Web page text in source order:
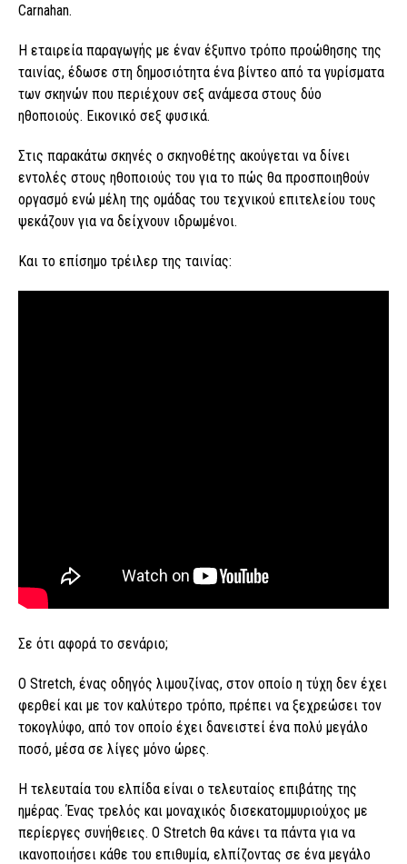
Carnahan.
Η εταιρεία παραγωγής με έναν έξυπνο τρόπο προώθησης της
ταινίας, έδωσε στη δημοσιότητα ένα βίντεο από τα γυρίσματα
των σκηνών που περιέχουν σεξ ανάμεσα στους δύο
ηθοποιούς. Εικονικό σεξ φυσικά.
Στις παρακάτω σκηνές ο σκηνοθέτης ακούγεται να δίνει
εντολές στους ηθοποιούς του για το πώς θα προσποιηθούν
οργασμό ενώ μέλη της ομάδας του τεχνικού επιτελείου τους
ψεκάζουν για να δείχνουν ιδρωμένοι.
Και το επίσημο τρέιλερ της ταινίας:
Σε ότι αφορά το σενάριο;
O Stretch, ένας οδηγός λιμουζίνας, στον οποίο η τύχη δεν έχει
φερθεί και με τον καλύτερο τρόπο, πρέπει να ξεχρεώσει τον
τοκογλύφο, από τον οποίο έχει δανειστεί ένα πολύ μεγάλο
ποσό, μέσα σε λίγες μόνο ώρες.
Η τελευταία του ελπίδα είναι ο τελευταίος επιβάτης της
ημέρας. Ένας τρελός και μοναχικός δισεκατομμυριούχος με
περίεργες συνήθειες. Ο Stretch θα κάνει τα πάντα για να
ικανοποιήσει κάθε του επιθυμία, ελπίζοντας σε ένα μεγάλο